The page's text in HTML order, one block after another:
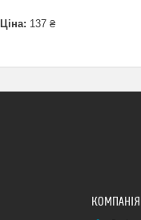
Ціна: 137 ₴